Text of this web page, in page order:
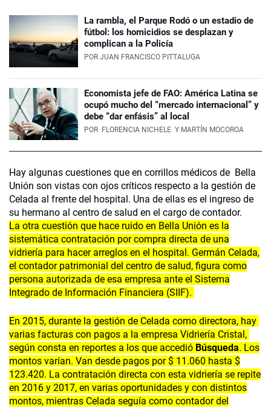
La rambla, el Parque Rodó o un estadio de
fútbol: los homicidios se desplazan y
complican a la Policía
POR JUAN FRANCISCO PITTALUGA
Economista jefe de FAO: América Latina se
ocupó mucho del “mercado internacional” y
debe “dar enfásis” al local
POR FLORENCIA NICHELE Y MARTÍN MOCOROA
Hay algunas cuestiones que en corrillos médicos de Bella
Unión son vistas con ojos críticos respecto a la gestión de
Celada al frente del hospital. Una de ellas es el ingreso de
su hermano al centro de salud en el cargo de contador.
La otra cuestión que hace ruido en Bella Unión es la
sistemática contratación por compra directa de una
vidriería para hacer arreglos en el hospital. Germán Celada,
el contador patrimonial del centro de salud, figura como
persona autorizada de esa empresa ante el Sistema
Integrado de Información Financiera (SIIF).
En 2015, durante la gestión de Celada como directora, hay
varias facturas con pagos a la empresa Vidriería Cristal,
según consta en reportes a los que accedió Búsqueda. Los
montos varían. Van desde pagos por $ 11.060 hasta $
123.420. La contratación directa con esta vidriería se repite
en 2016 y 2017, en varias oportunidades y con distintos
montos, mientras Celada seguía como contador del